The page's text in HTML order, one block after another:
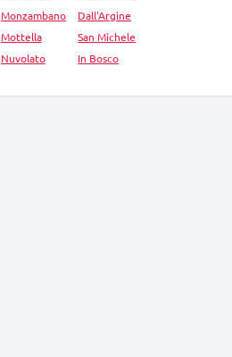
Monzambano
Mottella
Nuvolato
Dall'Argine
San Michele
In Bosco